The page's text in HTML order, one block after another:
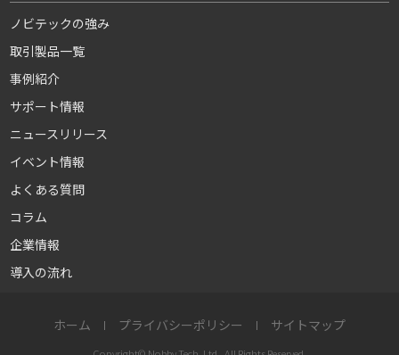
ノビテックの強み
取引製品一覧
事例紹介
サポート情報
ニュースリリース
イベント情報
よくある質問
コラム
企業情報
導入の流れ
ホーム プライバシーポリシー サイトマップ